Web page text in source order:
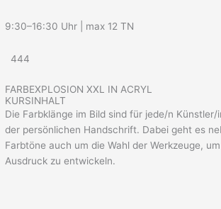
9:30–16:30 Uhr | max 12 TN
444
FARBEXPLOSION XXL IN ACRYL
KURSINHALT
Die Farbklänge im Bild sind für jede/n
der persönlichen Handschrift. Dabei geht es
Farbtöne auch um die Wahl der Werkzeuge,
Ausdruck zu entwickeln.